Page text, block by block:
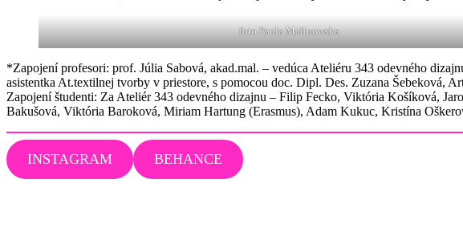
foto Paula Malinowska
*Zapojení profesori: prof. Júlia Sabová, akad.mal. – vedúca Ateliéru 343 odevného
asistentka At.textilnej tvorby v priestore, s pomocou doc. Dipl. Des. Zuzana Šebeková,
Zapojení študenti: Za Ateliér 343 odevného dizajnu – Filip Fecko, Viktória Košíková,
Bakušová, Viktória Baroková, Miriam Hartung (Erasmus), Adam Kukuc, Kristína
INSTAGRAM BEHANCE